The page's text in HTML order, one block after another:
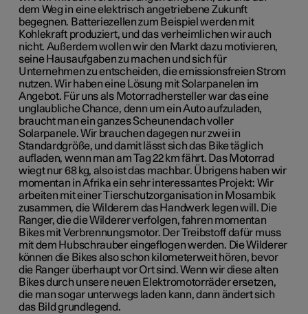
dem Weg in eine elektrisch angetriebene Zukunft
begegnen. Batteriezellen zum Beispiel werden mit
Kohlekraft produziert, und das verheimlichen wir auch
nicht. Außerdem wollen wir den Markt dazu motivieren,
seine Hausaufgaben zu machen und sich für
Unternehmen zu entscheiden, die emissionsfreien Strom
nutzen. Wir haben eine Lösung mit Solarpanelen im
Angebot. Für uns als Motorradhersteller war das eine
unglaubliche Chance, denn um ein Auto aufzuladen,
braucht man ein ganzes Scheunendach voller
Solarpanele. Wir brauchen dagegen nur zwei in
Standardgröße, und damit lässt sich das Bike täglich
aufladen, wenn man am Tag 22 km fährt. Das Motorrad
wiegt nur 68 kg, also ist das machbar. Übrigens haben wir
momentan in Afrika ein sehr interessantes Projekt: Wir
arbeiten mit einer Tierschutzorganisation in Mosambik
zusammen, die Wilderern das Handwerk legen will. Die
Ranger, die die Wilderer verfolgen, fahren momentan
Bikes mit Verbrennungsmotor. Der Treibstoff dafür muss
mit dem Hubschrauber eingeflogen werden. Die Wilderer
können die Bikes also schon kilometerweit hören, bevor
die Ranger überhaupt vor Ort sind. Wenn wir diese alten
Bikes durch unsere neuen Elektromotorräder ersetzen,
die man sogar unterwegs laden kann, dann ändert sich
das Bild grundlegend.